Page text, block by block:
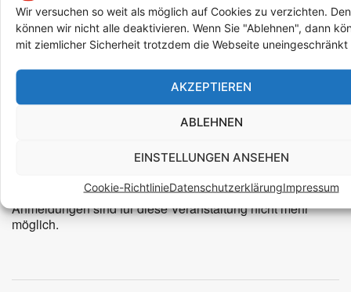
Wir versuchen so weit als möglich auf Cookies zu verzichten.
können wir nicht alle deaktivieren. Wenn Sie "Ablehnen", dann
mit ziemlicher Sicherheit trotzdem die Webseite
AKZEPTIEREN
ABLEHNEN
EINSTELLUNGEN ANSEHEN
Cookie-RichtlinieDatenschutzerklärungImpressum
Funktion des Helferportal,
rechtliche bedingungen und
Grenzen, Feedback zum
Training, Erfahrungsaustausch
und Postkartenaktion
Buchungen
Anmeldungen sind für diese Veranstaltung nicht mehr
möglich.